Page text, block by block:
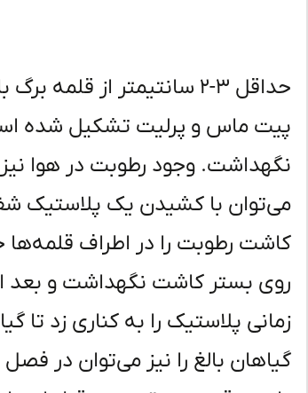
حداقل ۳-۲ سانتیمتر از
پیت ماس و پرلیت تشکیل شده است
نگهداشت. وجود رطوبت در هوا
می‌توان با کشیدن یک پلاستیک
کاشت رطوبت را در اطراف
روی بستر کاشت نگهداشت و بعد
زمانی پلاستیک را به کناری زد
گیاهان بالغ را نیز می‌توان در